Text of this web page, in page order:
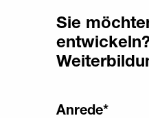
Sie
Anrede*